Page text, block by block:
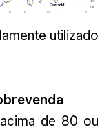
utilizado
de 80 ou